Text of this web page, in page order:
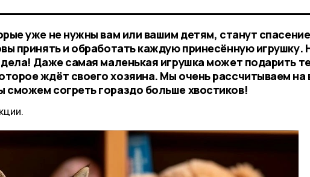
уже не нужны вам или вашим детям, станут
принять и обработать каждую принесённую игрушку.
Даже самая маленькая игрушка может подарить
ждёт своего хозяина. Мы очень рассчитываем на
сможем согреть гораздо больше хвостиков!